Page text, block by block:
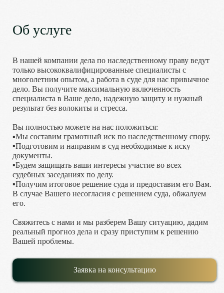
Об услуге
В нашей компании дела по наследственному праву ведут
только высококвалифицированные специалисты с
многолетним опытом, а работа в суде для нас привычное
дело. Вы получите максимальную включенность
специалиста в Ваше дело, надежную защиту и нужный
результат без волокиты и стресса.
Вы полностью можете на нас положиться:
▪️Мы составим грамотный иск по наследственному спору.
▪️Подготовим и направим в суд необходимые к иску
документы.
▪️Будем защищать ваши интересы участие во всех
судебных заседаниях по делу.
▪️Получим итоговое решение суда и предоставим его Вам.
В случае Вашего несогласия с решением суда, обжалуем
его.
Свяжитесь с нами и мы разберем Вашу ситуацию, дадим
реальный прогноз дела и сразу приступим к решению
Вашей проблемы.
Заявка на консультацию